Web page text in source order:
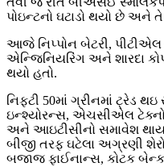
પોઇન્ટનો ઘટાડો થયો છે અને તે
આજે નિપ્પોન બેટરી, પીટીએલ
એન્જિનિયરિંગ અને શારદા
થયો હતો.
નિફ્ટી 50માં ગ્રીનમાં ટ્રેડ
ઇન્શ્યોરન્સ, એચસીએલ
અને આઇટીસીનો સમાવેશ
બીજી તરફ ઘટેલા અગ્રણી
બજાજ ફાઈનાન્સ, કોટક